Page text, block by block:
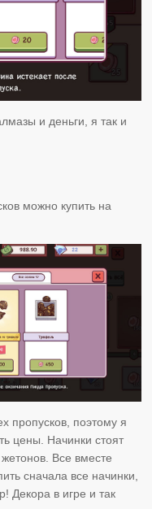
и деньги, я так и
можно купить на
пропусков, поэтому я
цены. Начинки стоят
Все вместе
сначала все начинки,
Декора в игре и так